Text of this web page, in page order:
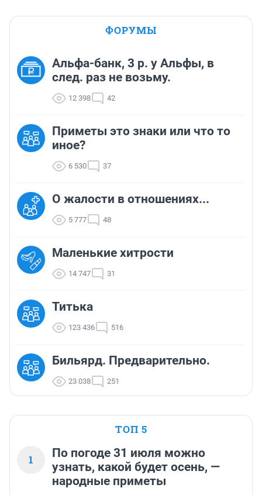
ФОРУМЫ
Альфа-банк, 3 р. у Альфы, в
след. раз не возьму.
12 398 42
Приметы это знаки или что то
иное?
6 530 37
О жалости в отношениях...
5 777 48
Маленькие хитрости
14 747 31
Титька
123 436 516
Бильярд. Предварительно.
23 038 251
ТОП 5
1
По погоде 31 июля можно
узнать, какой будет осень, —
народные приметы